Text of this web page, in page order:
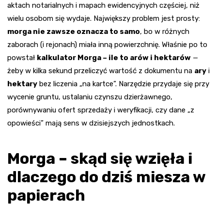
aktach notarialnych i mapach ewidencyjnych częściej, niż
wielu osobom się wydaje. Największy problem jest prosty:
morga nie zawsze oznacza to samo, bo w różnych
zaborach (i rejonach) miała inną powierzchnię. Właśnie po to
powstał kalkulator Morga – ile to arów i hektarów —
żeby w kilka sekund przeliczyć wartość z dokumentu na ary i
hektary bez liczenia „na kartce”. Narzędzie przydaje się przy
wycenie gruntu, ustalaniu czynszu dzierżawnego,
porównywaniu ofert sprzedaży i weryfikacji, czy dane „z
opowieści” mają sens w dzisiejszych jednostkach.
Morga – skąd się wzięła i
dlaczego do dziś miesza w
papierach